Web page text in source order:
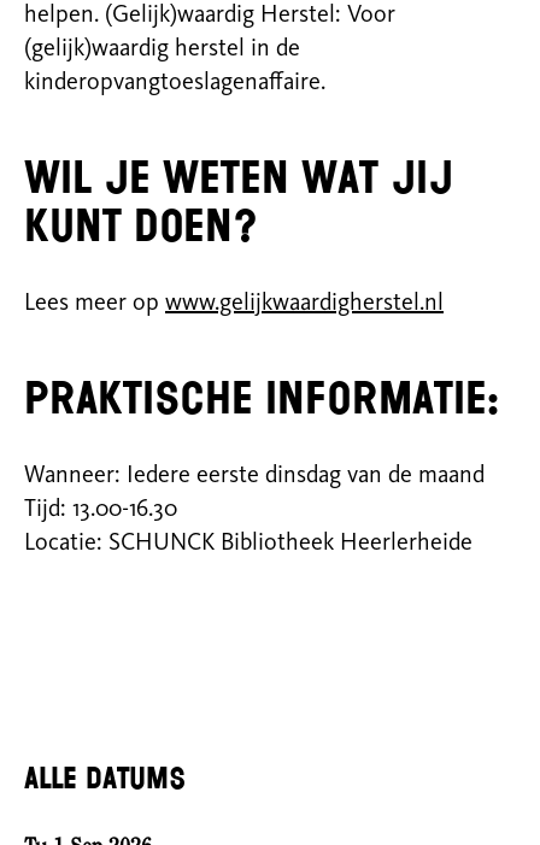
helpen. (Gelijk)waardig Herstel: Voor
(gelijk)waardig herstel in de
kinderopvangtoeslagenaffaire.
Wil je weten wat jij
kunt doen?
Lees meer op www.gelijkwaardigherstel.nl
Praktische informatie:
Wanneer: Iedere eerste dinsdag van de maand
Tijd: 13.00-16.30
Locatie: SCHUNCK Bibliotheek Heerlerheide
Alle datums